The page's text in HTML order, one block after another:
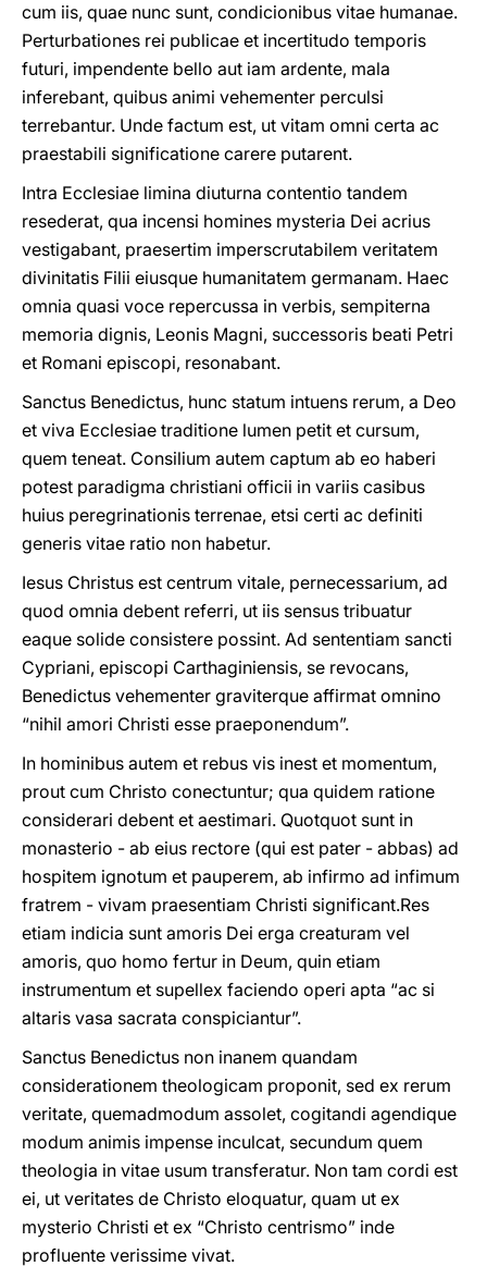
cum iis, quae nunc sunt, condicionibus vitae humanae.
Perturbationes rei publicae et incertitudo temporis
futuri, impendente bello aut iam ardente, mala
inferebant, quibus animi vehementer perculsi
terrebantur. Unde factum est, ut vitam omni certa ac
praestabili significatione carere putarent.
Intra Ecclesiae limina diuturna contentio tandem
resederat, qua incensi homines mysteria Dei acrius
vestigabant, praesertim imperscrutabilem veritatem
divinitatis Filii eiusque humanitatem germanam. Haec
omnia quasi voce repercussa in verbis, sempiterna
memoria dignis, Leonis Magni, successoris beati Petri
et Romani episcopi, resonabant.
Sanctus Benedictus, hunc statum intuens rerum, a Deo
et viva Ecclesiae traditione lumen petit et cursum,
quem teneat. Consilium autem captum ab eo haberi
potest paradigma christiani officii in variis casibus
huius peregrinationis terrenae, etsi certi ac definiti
generis vitae ratio non habetur.
Iesus Christus est centrum vitale, pernecessarium, ad
quod omnia debent referri, ut iis sensus tribuatur
eaque solide consistere possint. Ad sententiam sancti
Cypriani, episcopi Carthaginiensis, se revocans,
Benedictus vehementer graviterque affirmat omnino
“nihil amori Christi esse praeponendum”.
In hominibus autem et rebus vis inest et momentum,
prout cum Christo conectuntur; qua quidem ratione
considerari debent et aestimari. Quotquot sunt in
monasterio - ab eius rectore (qui est pater - abbas) ad
hospitem ignotum et pauperem, ab infirmo ad infimum
fratrem - vivam praesentiam Christi significant.Res
etiam indicia sunt amoris Dei erga creaturam vel
amoris, quo homo fertur in Deum, quin etiam
instrumentum et supellex faciendo operi apta “ac si
altaris vasa sacrata conspiciantur”.
Sanctus Benedictus non inanem quandam
considerationem theologicam proponit, sed ex rerum
veritate, quemadmodum assolet, cogitandi agendique
modum animis impense inculcat, secundum quem
theologia in vitae usum transferatur. Non tam cordi est
ei, ut veritates de Christo eloquatur, quam ut ex
mysterio Christi et ex “Christo centrismo” inde
profluente verissime vivat.